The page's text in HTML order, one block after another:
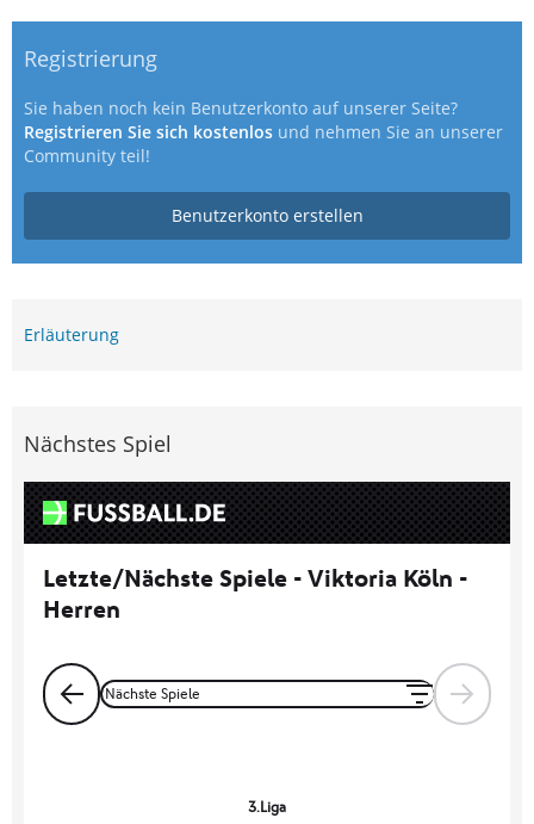
Registrierung
Sie haben noch kein Benutzerkonto auf unserer Seite?
Registrieren Sie sich kostenlos und nehmen Sie an unserer
Community teil!
Benutzerkonto erstellen
Erläuterung
Nächstes Spiel